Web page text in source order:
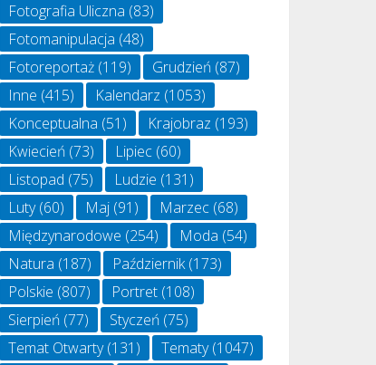
Fotografia Uliczna (83)
Fotomanipulacja (48)
Fotoreportaż (119) Grudzień (87)
Inne (415) Kalendarz (1053)
Konceptualna (51) Krajobraz (193)
Kwiecień (73) Lipiec (60)
Listopad (75) Ludzie (131)
Luty(60) Maj (91) Marzec (68)
Międzynarodowe (254) Moda (54)
Natura (187) Październik(173)
Polskie (807) Portret (108)
Sierpień (77) Styczeń (75)
Temat Otwarty(131) Tematy(1047)